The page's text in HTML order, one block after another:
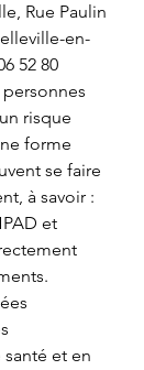
Rue Paulin
en-
52 80
risque
forme
se faire
à savoir :
et
et en